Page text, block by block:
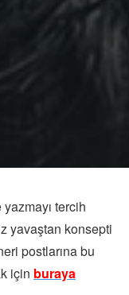
tercih
yavaştan konsepti
postlarına bu
için buraya